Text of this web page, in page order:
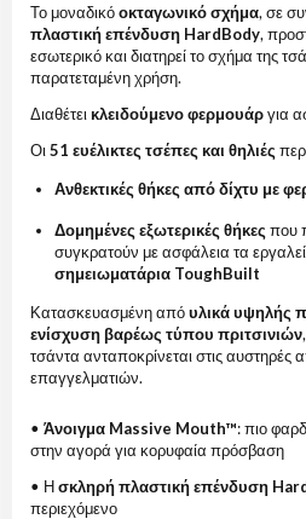
Το μοναδικόοκταγωνικό σχήμα, σε
πλαστική επένδυση HardBody,
εσωτερικό και διατηρεί το σχήμα της
παρατεταμένη χρήση.
Διαθέτει κλειδούμενο φερμουάργια
Οι 51 ευέλικτες τσέπες και θηλιές
Ανθεκτικές θήκες από δίχτυ με
Δομημένες εξωτερικές θήκες που
συγκρατούν με ασφάλεια τα
σημειωματάρια ToughBuilt
Κατασκευασμένη απόυλικά υψηλής
ενίσχυση βαρέως τύπου πριτσινιών
τσάντα ανταποκρίνεται στις αυστηρές
επαγγελματιών.
• Άνοιγμα Massive Mouth™: πιο
στην αγορά για κορυφαία πρόσβαση
• Ησκληρή πλαστική επένδυση
περιεχόμενο